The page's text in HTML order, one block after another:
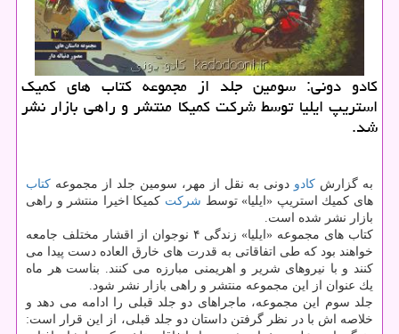
كادو دونی: سومین جلد از مجموعه كتاب های كمیك
استریپ ایلیا توسط شركت كمیكا منتشر و راهی بازار نشر
شد.
به گزارش كادو دونی به نقل از مهر، سومین جلد از مجموعه كتاب
های كمیك استریپ «ایلیا» توسط شركت كمیكا اخیرا منتشر و راهی
بازار نشر شده است.
كتاب های مجموعه «ایلیا» زندگی ۴ نوجوان از اقشار مختلف جامعه
خواهند بود كه طی اتفاقاتی به قدرت های خارق العاده دست پیدا می
كنند و با نیروهای شریر و اهریمنی مبارزه می كنند. بناست هر ماه
یك عنوان از این مجموعه منتشر و راهی بازار نشر شود.
جلد سوم این مجموعه، ماجراهای دو جلد قبلی را ادامه می دهد و
خلاصه اش با در نظر گرفتن داستان دو جلد قبلی، از این قرار است: